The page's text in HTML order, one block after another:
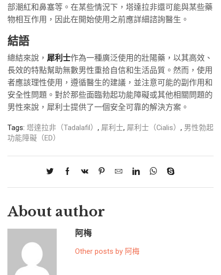
部潮紅和鼻塞等。在某些情況下，塔達拉非還可能與某些藥
物相互作用，因此在開始使用之前應詳細諮詢醫生。
結語
總結來說， 犀利士作為一種廣泛使用的壯陽藥，以其高效、
長效的特點幫助無數男性重拾自信和生活品質。然而，使用
者應該理性使用，遵循醫生的建議，並注意可能的副作用和
安全性問題。對於那些面臨勃起功能障礙或其他相關問題的
男性來說，犀利士提供了一個安全可靠的解決方案。
Tags: 塔達拉非（Tadalafil） , 犀利士, 犀利士（Cialis） , 男性勃起
功能障礙（ED）
About author
阿梅
Other posts by 阿梅